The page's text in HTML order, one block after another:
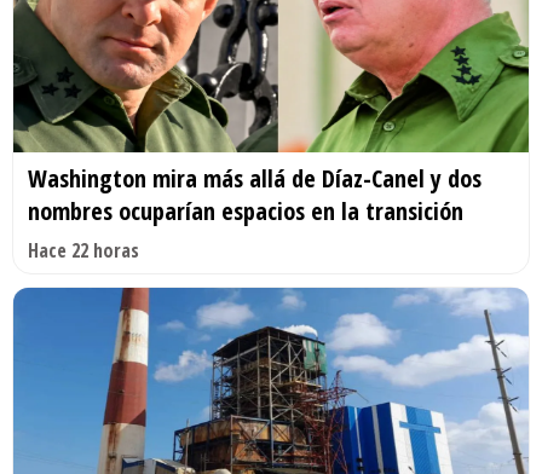
Washington mira más allá de Díaz-Canel y dos
nombres ocuparían espacios en la transición
Hace 22 horas